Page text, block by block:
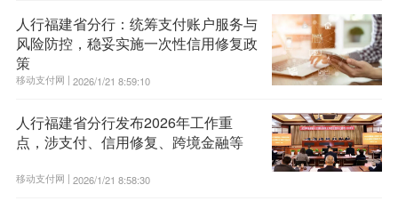
人行福建省分行：统筹支付账户服务与
风险防控，稳妥实施一次性信用修复政
策
移动支付网 | 2026/1/21 8:59:10
人行福建省分行发布2026年工作重
点，涉支付、信用修复、跨境金融等
移动支付网 | 2026/1/21 8:58:30